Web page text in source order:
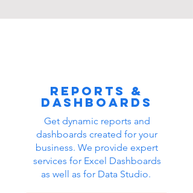
Reports &
dashboards
Get dynamic reports and
dashboards created for your
business. We provide expert
services for Excel Dashboards
as well as for Data Studio.